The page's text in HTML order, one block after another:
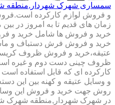
سمساری شهرک شهردار,منطقه
و فروش لوازم کارکرده
زمان های قدیم تا به امروز در
خرید و فروش ها شامل خرید و
خرید و فروش فرش دستباف و
عتیقه،خرید و فروش ظروف
ظروف چینی دست دوم و غیره
کارکرده ای که قابل استفاده
و وسایل عتیقه و کهنه بین این
روش جهت خرید و فروش این
در شهرک شهردار,منطقه شهرک